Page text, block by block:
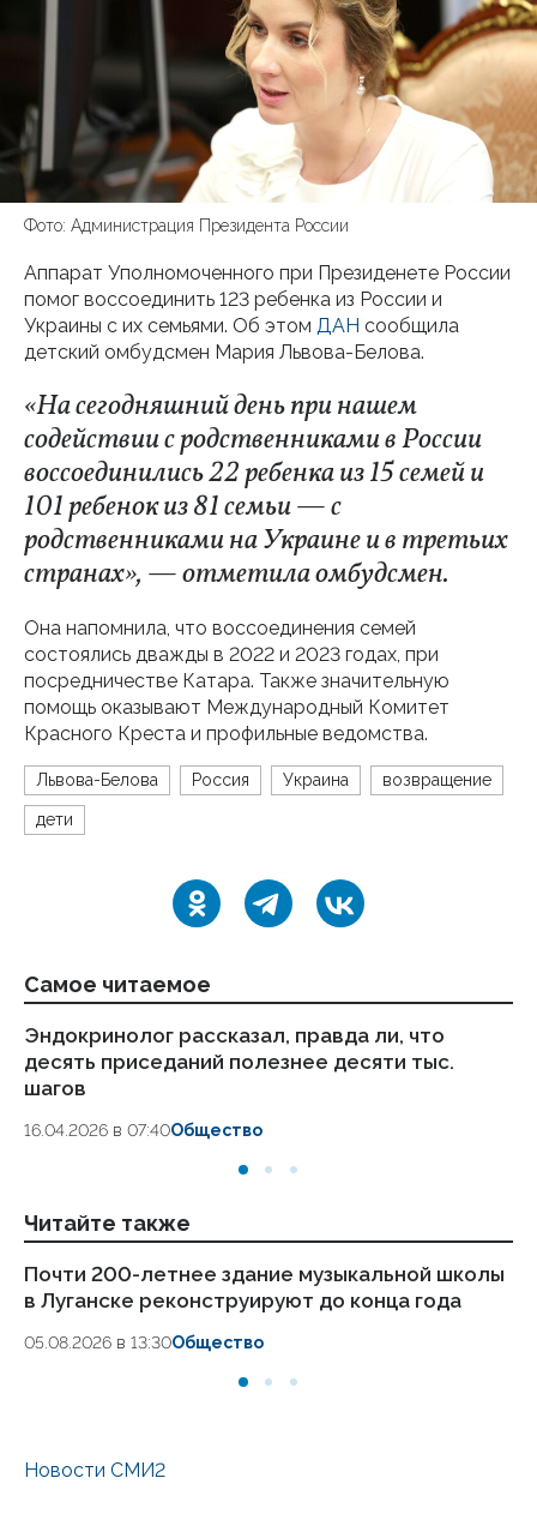
Фото: Администрация Президента России
Аппарат Уполномоченного при Президенете России
помог воссоединить 123 ребенка из России и
Украины с их семьями. Об этом ДАН сообщила
детский омбудсмен Мария Львова-Белова.
«На сегодняшний день при нашем
содействии с родственниками в России
воссоединились 22 ребенка из 15 семей и
101 ребенок из 81 семьи — с
родственниками на Украине и в третьих
странах», — отметила омбудсмен.
Она напомнила, что воссоединения семей
состоялись дважды в 2022 и 2023 годах, при
посредничестве Катара. Также значительную
помощь оказывают Международный Комитет
Красного Креста и профильные ведомства.
Львова-Белова Россия Украина возвращение
дети
Самое читаемое
Эндокринолог рассказал, правда ли, что
десять приседаний полезнее десяти тыс.
шагов
16.04.2026 в 07:40Общество
Читайте также
Почти 200-летнее здание музыкальной школы
в Луганске реконструируют до конца года
05.08.2026 в 13:30Общество
Новости СМИ2